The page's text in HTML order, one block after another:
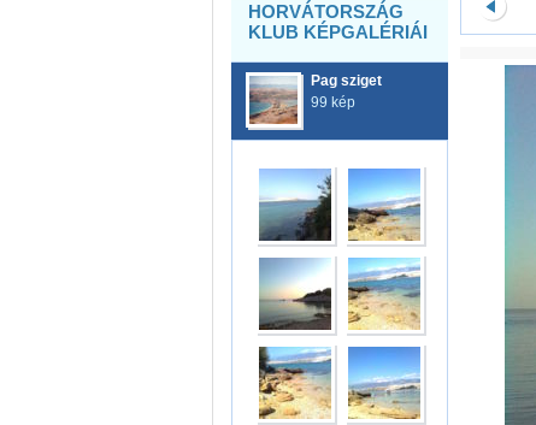
HORVÁTORSZÁG
KLUB KÉPGALÉRIÁI
Pag sziget
99 kép